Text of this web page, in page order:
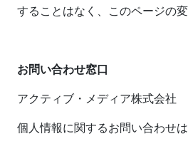
することはなく、このページの
お問い合わせ窓口
アクティブ・メディア株式会社
個人情報に関するお問い合わせは